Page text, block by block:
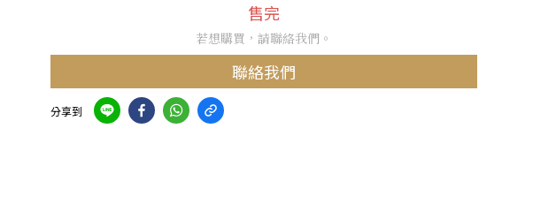
售完
若想購買，請聯絡我們。
聯絡我們
分享到